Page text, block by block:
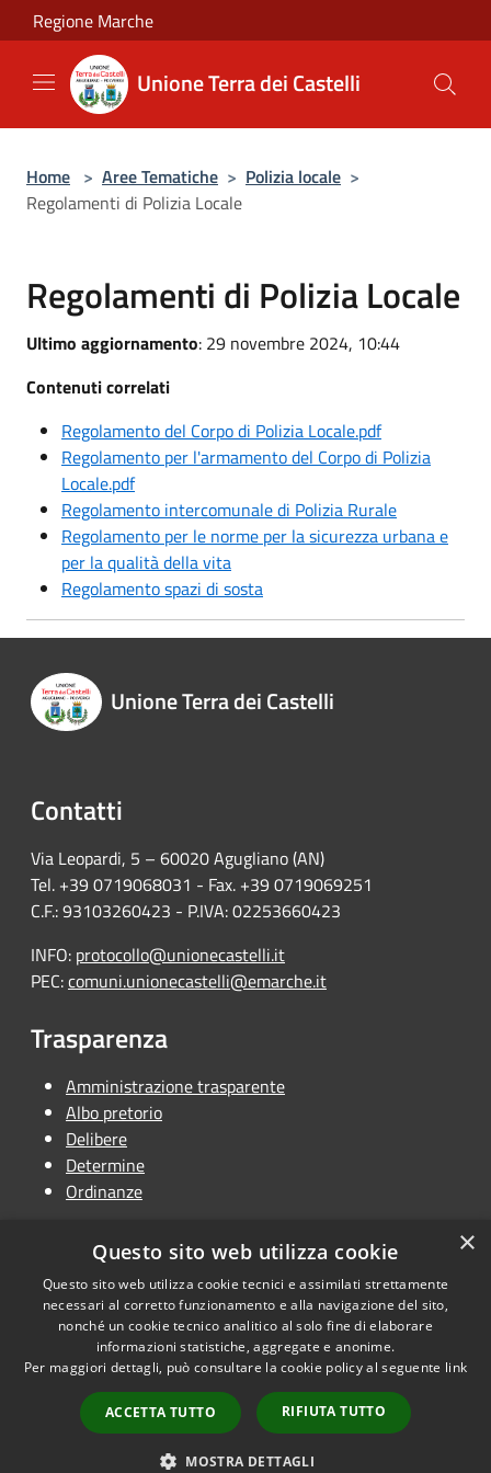
Salta al contenuto principale
Regione Marche
Unione Terra dei Castelli
Home > Aree Tematiche > Polizia locale >
Regolamenti di Polizia Locale
Regolamenti di Polizia Locale
Ultimo aggiornamento: 29 novembre 2024, 10:44
Contenuti correlati
Regolamento del Corpo di Polizia Locale.pdf
Regolamento per l'armamento del Corpo di Polizia
Locale.pdf
Regolamento intercomunale di Polizia Rurale
Regolamento per le norme per la sicurezza urbana e
per la qualità della vita
Regolamento spazi di sosta
Unione Terra dei Castelli
Contatti
Via Leopardi, 5 – 60020 Agugliano (AN)
Tel. +39 0719068031 - Fax. +39 0719069251
C.F.: 93103260423 - P.IVA: 02253660423
INFO: protocollo@unionecastelli.it
PEC:comuni.unionecastelli@emarche.it
Trasparenza
Amministrazione trasparente
Albo pretorio
Delibere
Determine
Ordinanze
RSS
Accessibilità
Cookie
Mappa del sito
Dichiarazione di
Copyright © 2026 • Unione
Terra dei Castelli • Powered by
Municipium•Accesso
redazione
×
Questo sito web utilizza cookie
Questo sito web utilizza cookie tecnici e assimilati strettamente
necessari al corretto funzionamento e alla navigazione del sito,
nonché un cookie tecnico analitico al solo fine di elaborare
informazioni statistiche, aggregate e anonime.
Per maggiori dettagli, può consultare la cookie policy al seguente link
ACCETTA TUTTO RIFIUTA TUTTO
MOSTRA DETTAGLI